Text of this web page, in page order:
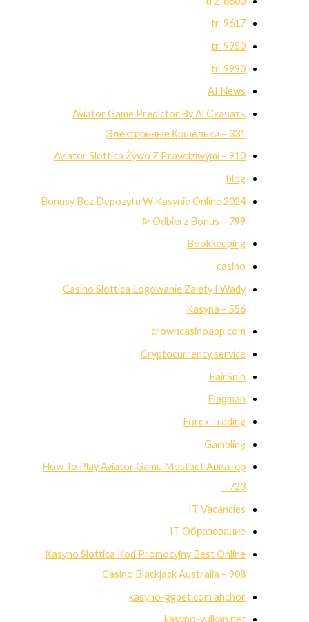
9617_tr
9950_tr
9990_tr
AI News
Aviator Game Predictor By Ai Скачать
Электронные Кошельки – 331
Aviator Slottica Żywo Z Prawdziwymi – 910
blog
Bonusy Bez Depozytu W Kasynie Online 2024
ᐉ Odbierz Bonus – 799
Bookkeeping
casino
Casino Slottica Logowanie Zalety I Wady
Kasyna – 556
crowncasinoapp.com
Cryptocurrency service
FairSpin
Flagman
Forex Trading
Gambling
How To Play Aviator Game Mostbet Авиатор
– 723
IT Vacancies
IT Образование
Kasyno Slottica Kod Promocyjny Best Online
Casino Blackjack Australia – 908
kasyno-ggbet.com ahchor
kasyno-vulkan.net